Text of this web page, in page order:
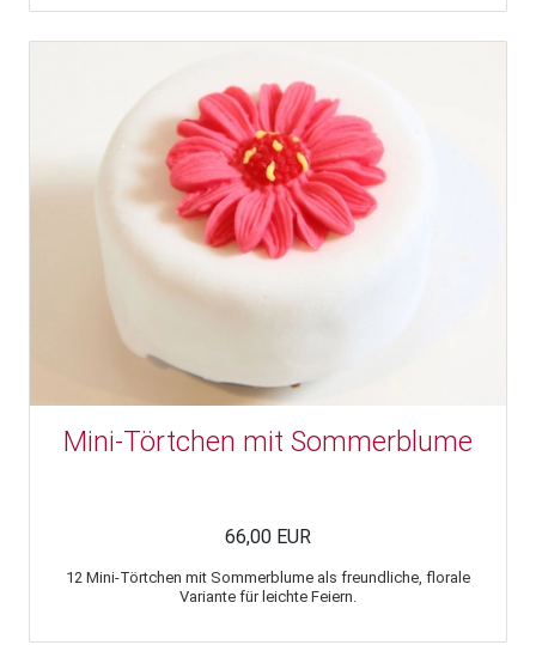
Mini-Törtchen mit Sommerblume
66,00 EUR
12 Mini-Törtchen mit Sommerblume als freundliche, florale
Variante für leichte Feiern.